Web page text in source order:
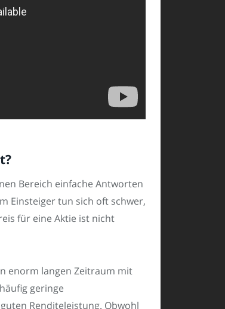
Bereich einfache Antworten
Einsteiger tun sich oft schwer,
für eine Aktie ist nicht
enorm langen Zeitraum mit
geringe
Renditeleistung. Obwohl